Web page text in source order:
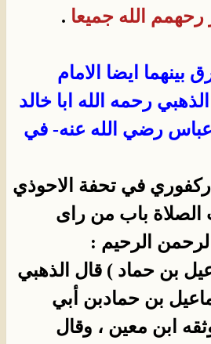
الله جميعا .
ايضا الامام
رحمه الله ابا خالد
رضي الله عنه- في
في تحفة الاحوذي
الصلاة باب من راى
الرحيم :
بن حماد ) قال الذهبي
بن حمادبن أبي
ابن معين ، وقال